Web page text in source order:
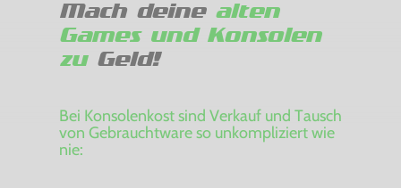
Mach deine alten
Games und Konsolen
zuGeld!
Bei Konsolenkost sind Verkauf und Tausch
von Gebrauchtware so unkompliziert wie
nie: